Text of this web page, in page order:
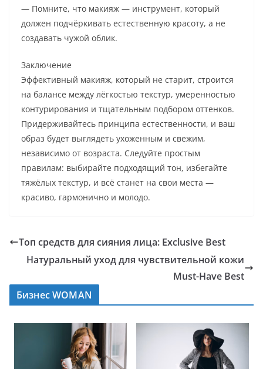
— Помните, что макияж — инструмент, который
должен подчёркивать естественную красоту, а не
создавать чужой облик.
Заключение
Эффективный макияж, который не старит, строится
на балансе между лёгкостью текстур, умеренностью
контурирования и тщательным подбором оттенков.
Придерживайтесь принципа естественности, и ваш
образ будет выглядеть ухоженным и свежим,
независимо от возраста. Следуйте простым
правилам: выбирайте подходящий тон, избегайте
тяжёлых текстур, и всё станет на свои места —
красиво, гармонично и молодо.
Топ средств для сияния лица: Exclusive Best
Натуральный уход для чувствительной кожи
Must-Have Best
Бизнес WOMAN